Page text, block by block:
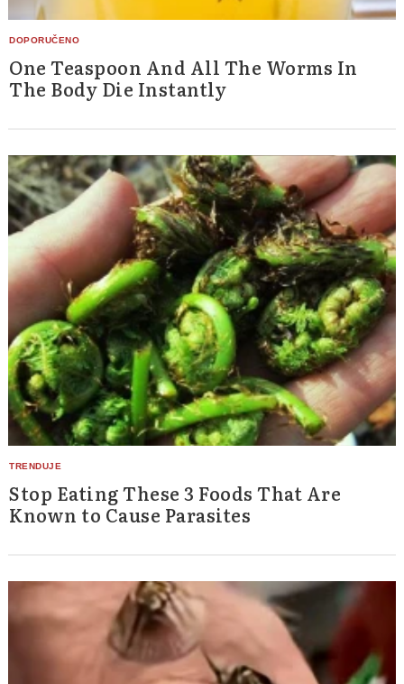
One Teaspoon And All The Worms In
The Body Die Instantly
Stop Eating These 3 Foods That Are
Known to Cause Parasites